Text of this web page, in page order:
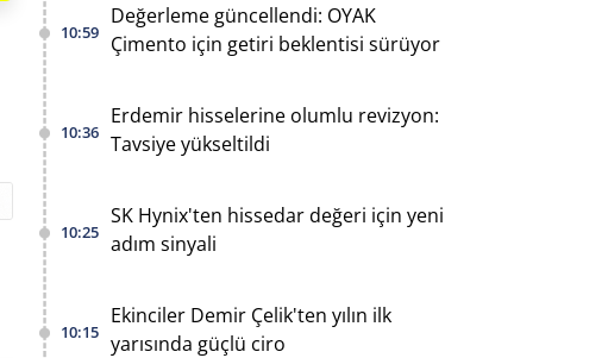
10:59
Değerleme güncellendi: OYAK
Çimento için getiri beklentisi sürüyor
10:36
Erdemir hisselerine olumlu revizyon:
Tavsiye yükseltildi
10:25
SK Hynix'ten hissedar değeri için yeni
adım sinyali
10:15
Ekinciler Demir Çelik'ten yılın ilk
yarısında güçlü ciro